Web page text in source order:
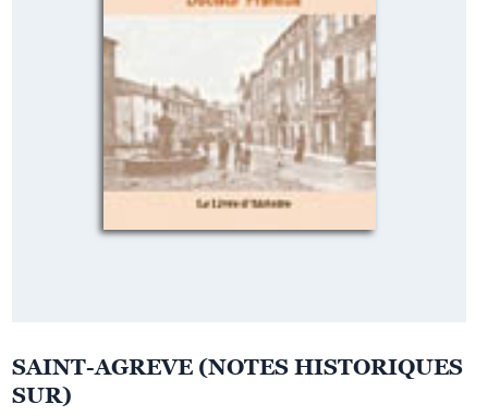
SAINT-AGREVE (NOTES HISTORIQUES
SUR)